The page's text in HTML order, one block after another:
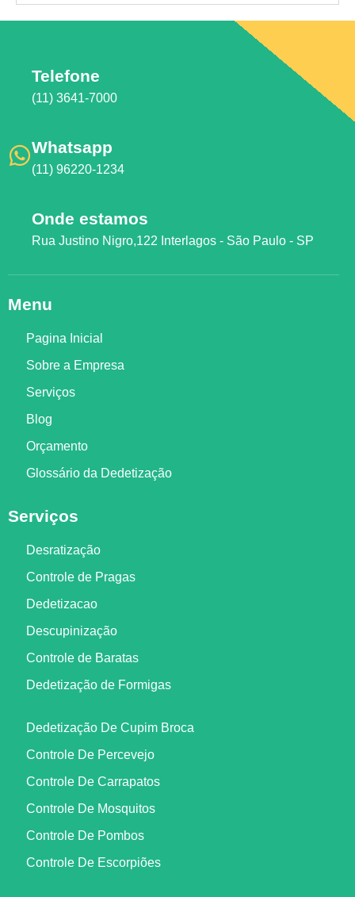
Telefone
(11) 3641-7000
Whatsapp
(11) 96220-1234
Onde estamos
Rua Justino Nigro,122 Interlagos - São Paulo - SP
Menu
Pagina Inicial
Sobre a Empresa
Serviços
Blog
Orçamento
Glossário da Dedetização
Serviços
Desratização
Controle de Pragas
Dedetizacao
Descupinização
Controle de Baratas
Dedetização de Formigas
Dedetização De Cupim Broca
Controle De Percevejo
Controle De Carrapatos
Controle De Mosquitos
Controle De Pombos
Controle De Escorpiões